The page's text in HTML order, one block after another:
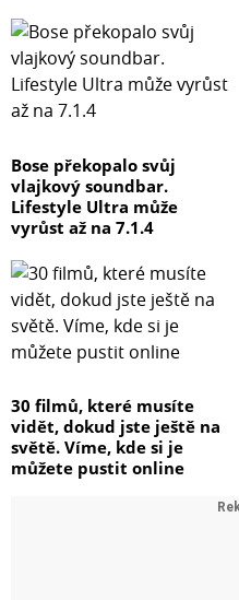
Bose překopalo svůj
vlajkový soundbar.
Lifestyle Ultra může
vyrůst až na 7.1.4
30 filmů, které musíte
vidět, dokud jste ještě na
světě. Víme, kde si je
můžete pustit online